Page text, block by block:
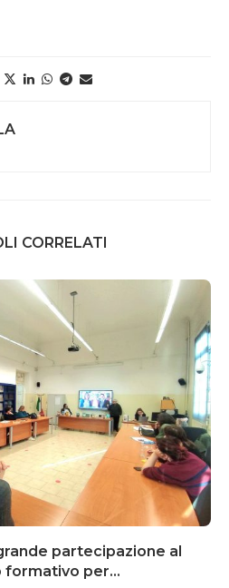
CORRELATI
partecipazione al
formativo per...